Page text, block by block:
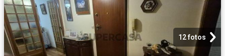
12 fotos